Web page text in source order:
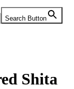
Search Button
Shita